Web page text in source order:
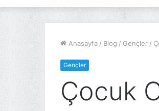
Anasayfa / Blog / Gençler /
Gençler
Çocuk